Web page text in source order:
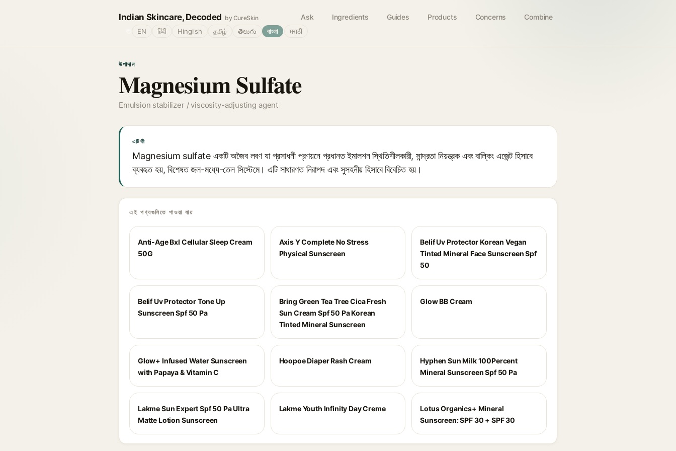
Indian Skincare, Decoded by CureSkin Ask Ingredients Guides Products Concerns Combine
EN हिंदी Hinglish தமிழ் తెలుగు বাংলা मराठी
উপাদান
Magnesium Sulfate
Emulsion stabilizer / viscosity-adjusting agent
এটি কী
Magnesium sulfate একটি অজৈব লবণ যা প্রসাধনী প্রণয়নে প্রধানত ইমালশন স্থিতিশীলকারী, সান্দ্রতা নিয়ন্ত্রক এবং বাল্কিং এজেন্ট হিসাবে
ব্যবহৃত হয়, বিশেষত জল-মধ্যে-তেল সিস্টেমে। এটি সাধারণত নিরাপদ এবং সুসহনীয় হিসাবে বিবেচিত হয়।
এই পণ্যগুলিতে পাওয়া যায়
Anti-Age Bxl Cellular Sleep Cream
50G
Axis Y Complete No Stress
Physical Sunscreen
Belif Uv Protector Korean Vegan
Tinted Mineral Face Sunscreen Spf
50
Belif Uv Protector Tone Up
Sunscreen Spf 50 Pa
Bring Green Tea Tree Cica Fresh
Sun Cream Spf 50 Pa Korean
Tinted Mineral Sunscreen
Glow BB Cream
Glow+ Infused Water Sunscreen
with Papaya & Vitamin C
Hoopoe Diaper Rash Cream
Hyphen Sun Milk 100Percent
Mineral Sunscreen Spf 50 Pa
Lakme Sun Expert Spf 50 Pa Ultra
Matte Lotion Sunscreen
Lakme Youth Infinity Day Creme
Lotus Organics+ Mineral
Sunscreen: SPF 30 + SPF 30